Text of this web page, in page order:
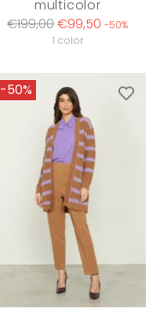
multicolor
Regular
€199,00€99,50 -50%
1 color
-50%